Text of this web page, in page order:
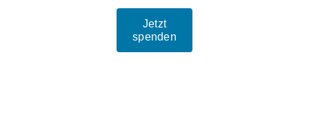
Jetzt
spenden